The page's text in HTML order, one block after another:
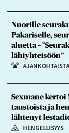
Nuorille
Pakariselle,
aluetta –
lähiyhteisöön”
AJANKOHTAISTA
Sexmane
taustoista ja
lähtenyt
HENGELLISYYS